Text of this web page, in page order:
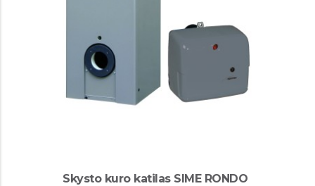
Skysto kuro katilas SIME RONDO